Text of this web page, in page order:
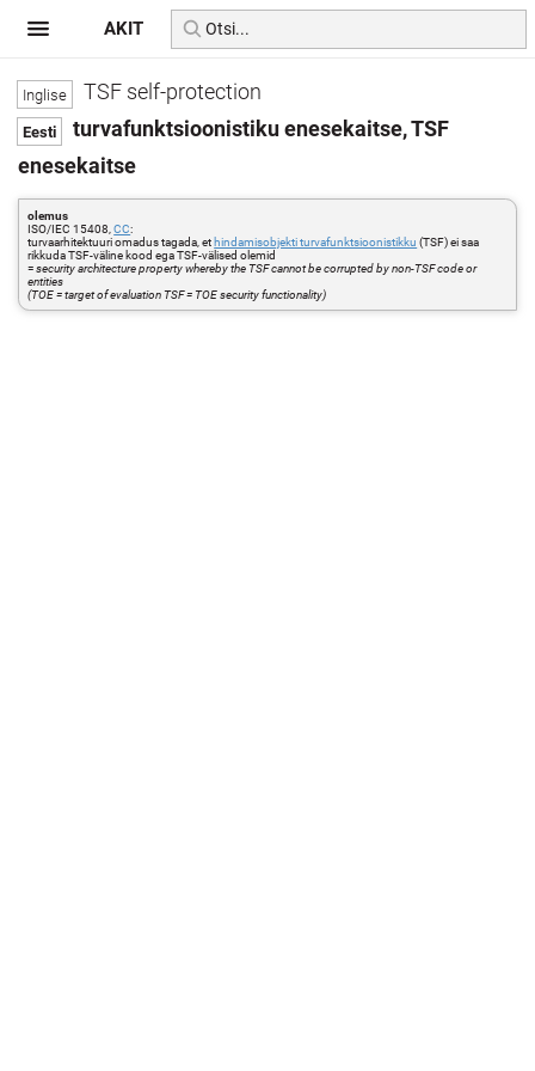
TSF self-protection
turvafunktsioonistiku enesekaitse, TSF
enesekaitse
olemus
ISO/IEC 15408,CC:
turvaarhitektuuri omadus tagada, et hindamisobjekti turvafunktsioonistikku (TSF) ei saa
rikkuda TSF-väline kood ega TSF-välised olemid
=security architecture property whereby the TSF cannot be corrupted by non-TSF code or
entities
(TOE = target of evaluation TSF = TOE security functionality)
AKIT